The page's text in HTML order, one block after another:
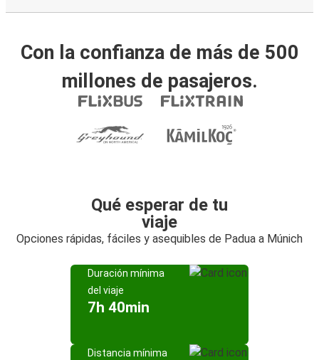
Con la confianza de más de 500
millones de pasajeros.
Qué esperar de tu
viaje
Opciones rápidas, fáciles y asequibles de Padua a Múnich
Duración mínima
del viaje
7h 40min
Distancia mínima